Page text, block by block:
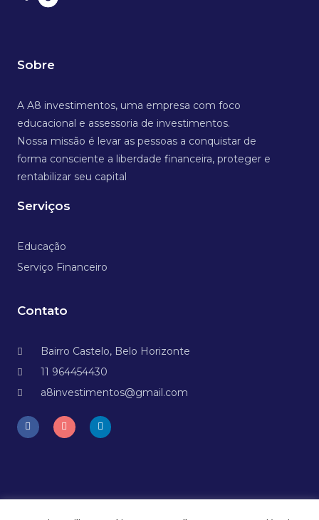
Sobre
A A8 investimentos, uma empresa com foco
educacional e assessoria de investimentos.
Nossa missão é levar as pessoas a conquistar de
forma consciente a liberdade financeira, proteger e
rentabilizar seu capital
Serviços
Educação
Serviço Financeiro
Contato
Bairro Castelo, Belo Horizonte
11 964454430
a8investimentos@gmail.com